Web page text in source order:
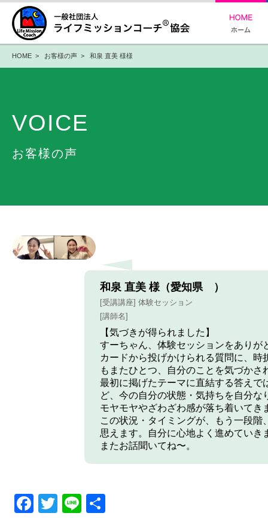
HOME > お客様の声 > 和泉 直美 様様
VOICE
お客様の声
和泉 直美 様（愛知県 ）
[受講講座] 体験セッション
[講師名]
【気づきが得られました】
すーちゃん、体験セッションをありが
カードから投げかけられる質問に、時
もまたひとつ、自分のことを気づかさ
最初に掲げたテーマに直結する答えで
ど、今の自分の状態・気持ちを自分な
モヤモヤやざわざわ感が落ち着いてき
この状況・タイミングが、もう一段階
思えます。自分に心地よく進めていき
またお話聞いてね〜。
Facebook
Twitter
Line